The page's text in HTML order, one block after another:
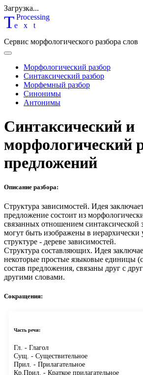
Загрузка...
Text
Processing
Сервис морфологического разбора слов
Морфологический разбор
Синтаксический разбор
Морфемный разбор
Синонимы
Антонимы
Синтаксический и
морфологический
предложений
Описание разбора:
Структура зависимостей. Идея
предложение состоит из
связанных отношением синтаксической
могут быть изображены в иерархически
структуре - дереве зависимостей.
Структура составляющих. Идея
некоторые простые языковые единицы
состав предложения, связаны друг с
другими словами.
Сокращения:
Часть речи:
Гл. - Глагол
Сущ. - Существительное
Прил. - Прилагательное
Кр.Прил. - Краткое прилагательное